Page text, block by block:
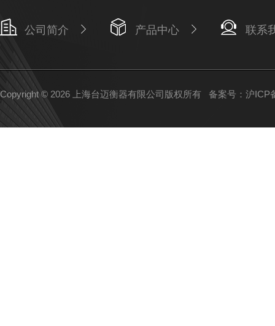
公司简介 产品中心 联系
Copyright © 2026 上海台迈衡器有限公司版权所有 备案号：沪ICP